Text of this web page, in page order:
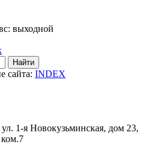
выходной
Найти
сайта: INDEX
1-я Новокузьминская, дом 23,